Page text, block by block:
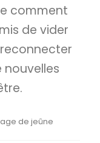
comment
de vider
de jeûne